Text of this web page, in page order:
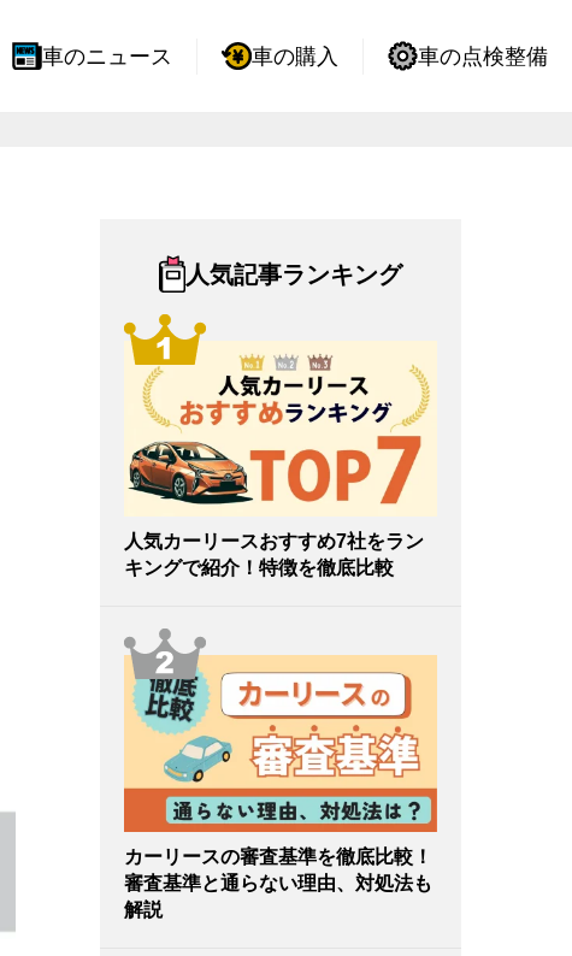
車のニュース 車の購入 車の点検整備
人気記事ランキング
人気カーリースおすすめ7社をラン
キングで紹介！特徴を徹底比較
カーリースの審査基準を徹底比較！
審査基準と通らない理由、対処法も
解説